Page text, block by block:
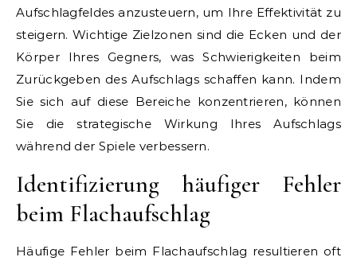
Aufschlagfeldes anzusteuern, um Ihre Effektivität zu
steigern. Wichtige Zielzonen sind die Ecken und der
Körper Ihres Gegners, was Schwierigkeiten beim
Zurückgeben des Aufschlags schaffen kann. Indem
Sie sich auf diese Bereiche konzentrieren, können
Sie die strategische Wirkung Ihres Aufschlags
während der Spiele verbessern.
Identifizierung häufiger Fehler
beim Flachaufschlag
Häufige Fehler beim Flachaufschlag resultieren oft